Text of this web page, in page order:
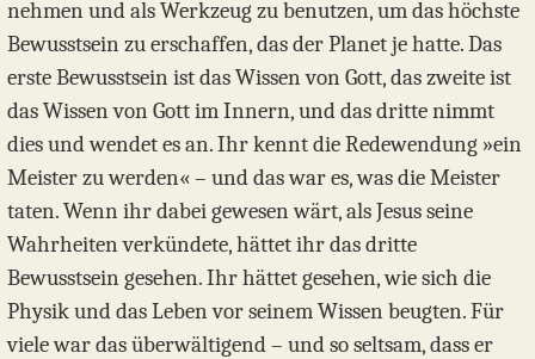
nehmen und als Werkzeug zu benutzen, um das höchste
Bewusstsein zu erschaffen, das der Planet je hatte. Das
erste Bewusstsein ist das Wissen von Gott, das zweite ist
das Wissen von Gott im Innern, und das dritte nimmt
dies und wendet es an. Ihr kennt die Redewendung »ein
Meister zu werden« – und das war es, was die Meister
taten. Wenn ihr dabei gewesen wärt, als Jesus seine
Wahrheiten verkündete, hättet ihr das dritte
Bewusstsein gesehen. Ihr hättet gesehen, wie sich die
Physik und das Leben vor seinem Wissen beugten. Für
viele war das überwältigend – und so seltsam, dass er